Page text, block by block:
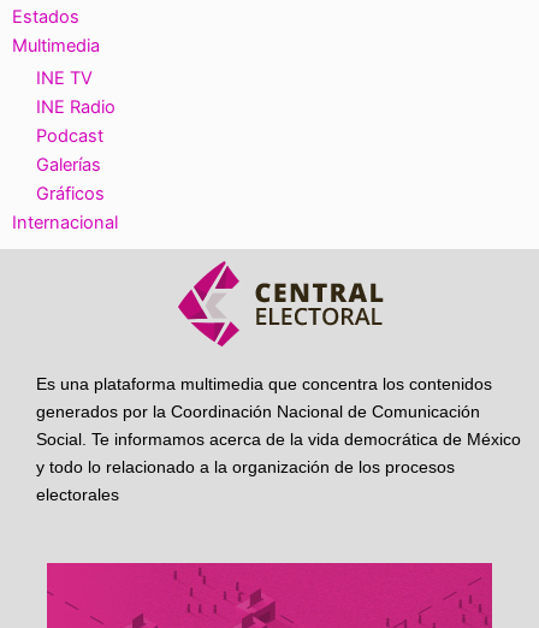
Estados
Multimedia
INE TV
INE Radio
Podcast
Galerías
Gráficos
Internacional
Es una plataforma multimedia que concentra los contenidos
generados por la Coordinación Nacional de Comunicación
Social. Te informamos acerca de la vida democrática de México
y todo lo relacionado a la organización de los procesos
electorales